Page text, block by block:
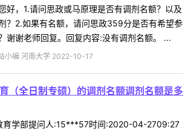
好，1.请问思政或马原理是否有调剂名额？以及
？2.如果有名额，请问思政359分是否有希望参
谢谢老师回复。回复内容:没有调剂名额。 ...
小编 河南大学 2022-10-17
（全日制专硕）的调剂名额调剂名额是多
育学部提问人:15***57时间:2020-04-2709:27